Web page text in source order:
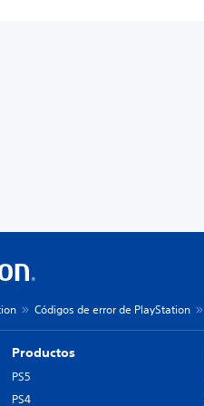
Códigos de error de PlayStation
Productos
PS5
PS4